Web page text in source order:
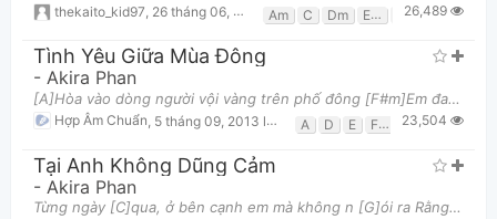
thekaito_kid97 26 tháng 06, 2015 lúc 04:14pm Am C Dm Em G
26,489
Tình Yêu Giữa Mùa Đông
- Akira Phan
[A]Hòa vào dòng người vội vàng trên phố đông [F#m]Em đang bên anh yêu thương ấm nồng [D]Sau biết
Hợp Âm Chuẩn 5 tháng 09, 2013 lúc 03:16pm A D E F#m 23,504
Tại Anh Không Dũng Cảm
- Akira Phan
Từng ngày [C]qua, ở bên cạnh em mà không n [G]ói ra Rằng con [F]tim của anh đã yêu, yêu em yê [C]u